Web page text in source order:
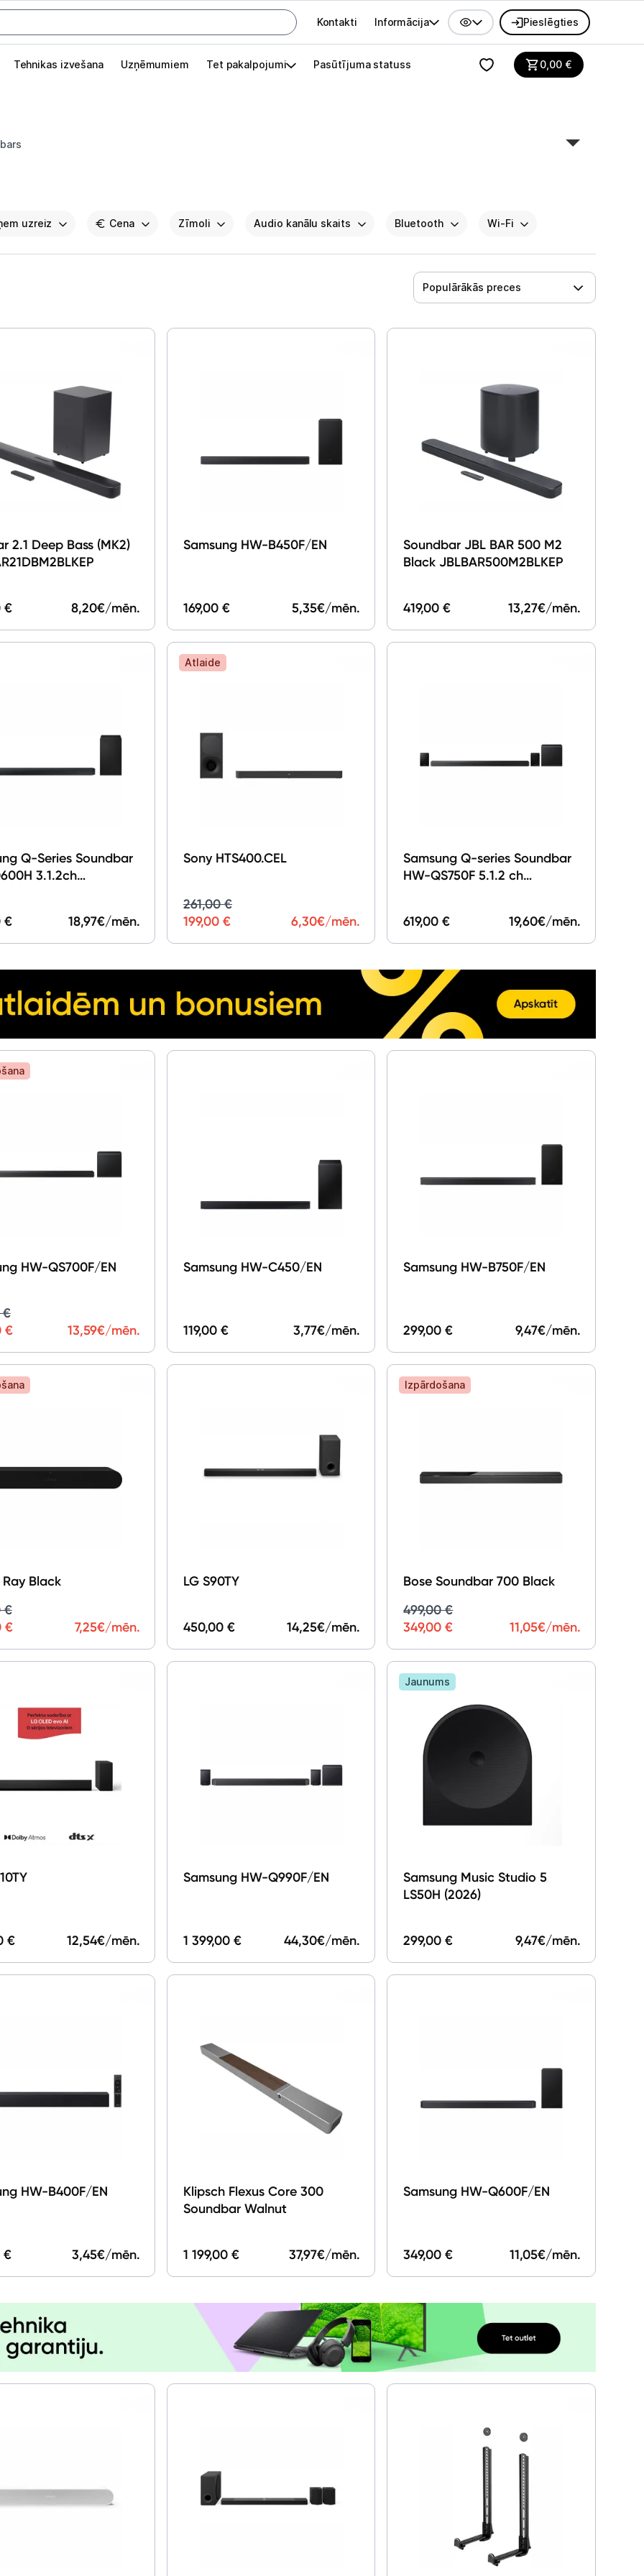
Galvenes izvēlne
Kontakti Informācija Pieslēgties
Tehnikas izvešana Uzņēmumiem Tet pakalpojumi Pasūtījuma statuss 0,00€
Pieslēgties
Izvēlies kāroto ierīci izdevīgāk!
TV un audio
Tet Virszemes televīzija
Spēļu konsoles
Soundbars
Akustiskās sistēmas
Skaļruņi
Pastiprinātāji
Vinila plašu atskaņotāji
Studijas skaņas aprīkojums
Telefoni, planšetdatori
Viedierīces
Sports un atpūta
Ražotāju atjaunota tehnika
Blogs
Piegāde un apmaksa
Tet pakalpojumi
uzreiz Cena Zīmoli Audio kanālu skaits Bluetooth Wi-Fi
Populārākās preces
2.1 Deep Bass (MK2)
€ 8,20€/mēn.
Samsung HW-B450F/EN
169,00 € 5,35€/mēn.
Soundbar JBL BAR 500 M2
Black JBLBAR500M2BLKEP
419,00 € 13,27€/mēn.
Q-Series Soundbar
3.1.2ch
€ 18,97€/mēn.
Atlaide
Sony HTS400.CEL
261,00 €
199,00 €
6,30€/mēn.
Samsung Q-series Soundbar
HW-QS750F 5.1.2 ch
QS750F/EN
619,00 € 19,60€/mēn.
HW-QS700F/EN
€
€
13,59€/mēn.
Samsung HW-C450/EN
119,00 € 3,77€/mēn.
Samsung HW-B750F/EN
299,00 € 9,47€/mēn.
Black
€
€
7,25€/mēn.
LG S90TY
450,00 € 14,25€/mēn.
Izpārdošana
Bose Soundbar 700 Black
499,00 €
349,00 €
11,05€/mēn.
€ 12,54€/mēn.
Samsung HW-Q990F/EN
1 399,00 € 44,30€/mēn.
Jaunums
Samsung Music Studio 5
LS50H (2026)
299,00 € 9,47€/mēn.
HW-B400F/EN
€ 3,45€/mēn.
Klipsch Flexus Core 300
Soundbar Walnut
1 199,00 € 37,97€/mēn.
Samsung HW-Q600F/EN
349,00 € 11,05€/mēn.